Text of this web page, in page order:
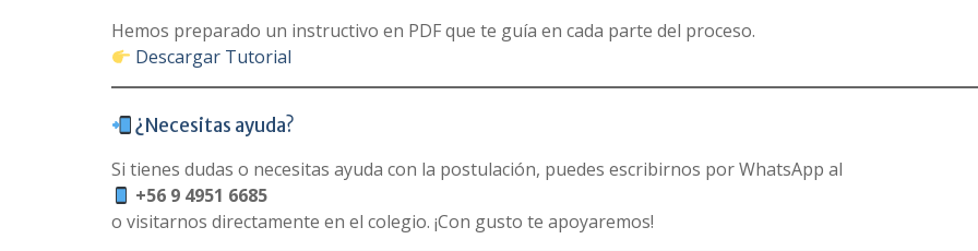
Hemos preparado un instructivo en PDF que te guía en cada parte del proceso.
Descargar Tutorial
¿Necesitas ayuda?
Si tienes dudas o necesitas ayuda con la postulación, puedes escribirnos por WhatsApp al
+56 9 4951 6685
o visitarnos directamente en el colegio. ¡Con gusto te apoyaremos!